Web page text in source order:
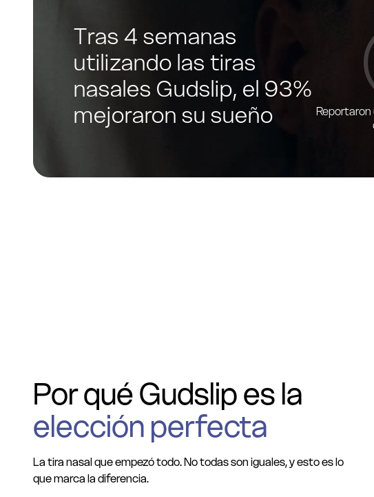
Tras 4 semanas
utilizando las tiras
nasales Gudslip, el 93%
mejoraron su sueño
Reportaron
Por qué Gudslip es la
elección perfecta
La tira nasal que empezó todo. No todas son iguales, y esto es lo
que marca la diferencia.